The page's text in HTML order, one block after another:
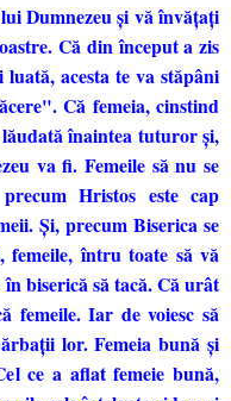
Dumnezeu şi vă învăţaţi
Că din început a zis
acesta te va stăpâni
Că femeia, cinstind
înaintea tuturor şi,
va fi. Femeile să nu se
Hristos este cap
Şi, precum Biserica se
femeile, întru toate să vă
biserică să tacă. Că urât
femeile. Iar de voiesc să
lor. Femeia bună şi
ce a aflat femeie bună,